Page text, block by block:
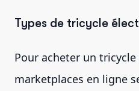
Types de tricycle
Pour acheter un tricycle
marketplaces en ligne